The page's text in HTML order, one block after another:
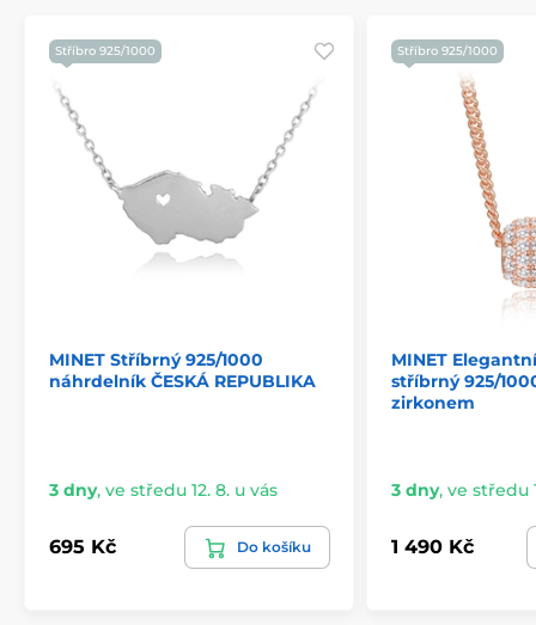
Stříbro 925/1000
MINET Stříbrný 925/1000
náhrdelník ČESKÁ REPUBLIKA
3 dny, ve středu 12. 8. u vás
695 Kč Do košíku
Stříbro 925/1000
MINET
stříbrný 925/
zirkonem
3 dny, ve středu
1 490 Kč